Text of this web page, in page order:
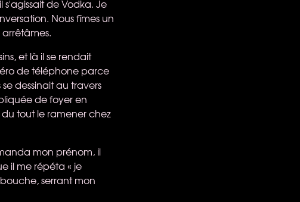
s'agissait de Vodka. Je
Nous fîmes un
et là il se rendait
de téléphone parce
dessinait au travers
de foyer en
tout le ramener chez
mon prénom, il
il me répéta « je
serrant mon